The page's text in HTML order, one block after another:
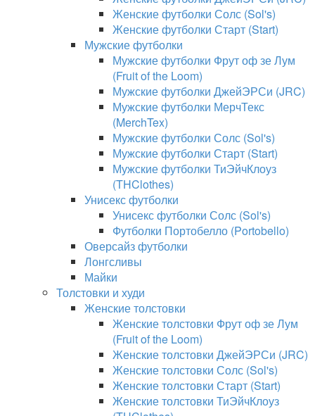
Женские футболки Солс (Sol's)
Женские футболки Старт (Start)
Мужские футболки
Мужские футболки Фрут оф зе Лум
(Fruit of the Loom)
Мужские футболки ДжейЭРСи (JRC)
Мужские футболки МерчТекс
(MerchTex)
Мужские футболки Солс (Sol's)
Мужские футболки Старт (Start)
Мужские футболки ТиЭйчКлоуз
(THClothes)
Унисекс футболки
Унисекс футболки Солс (Sol's)
Футболки Портобелло (Portobello)
Оверсайз футболки
Лонгсливы
Майки
Толстовки и худи
Женские толстовки
Женские толстовки Фрут оф зе Лум
(Fruit of the Loom)
Женские толстовки ДжейЭРСи (JRC)
Женские толстовки Солс (Sol's)
Женские толстовки Старт (Start)
Женские толстовки ТиЭйчКлоуз